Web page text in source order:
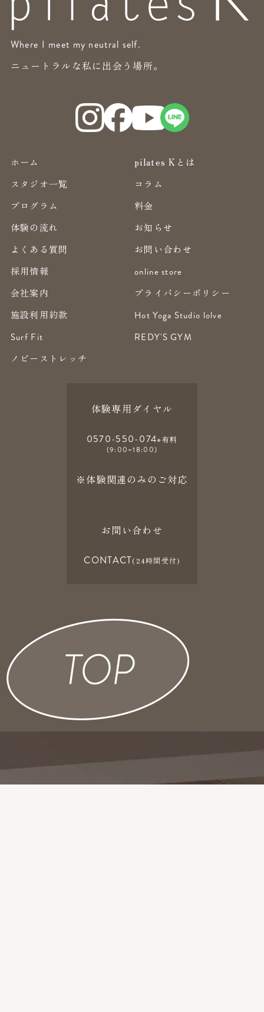
Where I meet my neutral self.
ニュートラルな私に出会う場所。
ホーム
pilates Kとは
スタジオ一覧
コラム
プログラム
料金
体験の流れ
お知らせ
よくある質問
お問い合わせ
採用情報
online store
会社案内
プライバシーポリシー
施設利用約款
Hot Yoga Studio lolve
Surf Fit
REDY'S GYM
ノビーストレッチ
体験専用ダイヤル
0570-550-074※有料
(9:00~18:00)
※体験関連のみのご対応
お問い合わせ
CONTACT(24時間受付)